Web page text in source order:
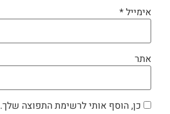
אימייל*
אתר
כן, הוסף אותי לרשימת התפוצה שלך.